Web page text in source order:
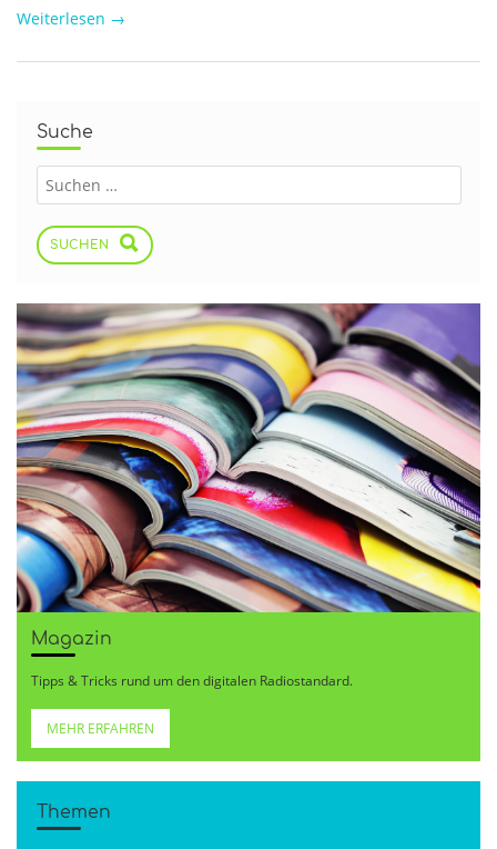
Weiterlesen →
Suche
SUCHEN
Magazin
Tipps & Tricks rund um den digitalen Radiostandard.
MEHR ERFAHREN
Themen